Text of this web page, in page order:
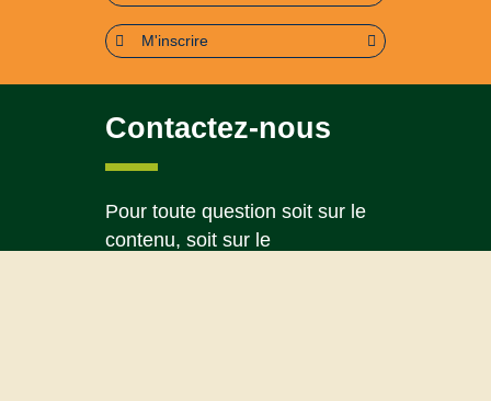
M'inscrire
Contactez-nous
Pour toute question soit sur le
contenu, soit sur le